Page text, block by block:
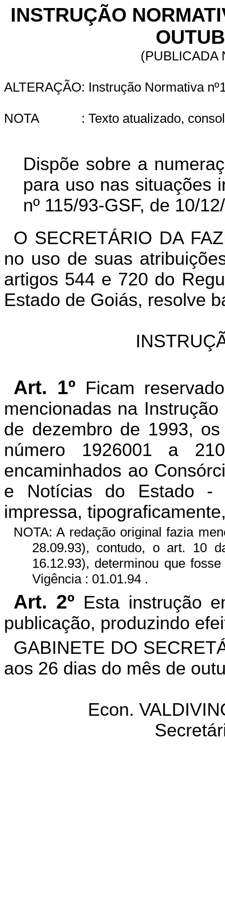
INSTRUÇÃO
(PUBLICADA
ALTERAÇÃO: Instrução Normativa
NOTA : Texto atualizado,
Dispõe sobre a
para uso nas situações
nº115/93-GSF, de 10/
O SECRETÁRIO DA
no uso de suas
artigos 544 e 720 do
Estado de Goiás, resolve
Art. 1º Ficam
mencionadas na
de dezembro de 1993,
número 1926001 a
encaminhados ao
e Notícias do Estado -
impressa,
NOTA: A redação original fazia
28.09.93), contudo, o art. 10
16.12.93), determinou que
Vigência : 01.01.94 .
Art. 2º Esta instrução
publicação, produzindo
GABINETE DO
aos 26 dias do mês de
Econ.